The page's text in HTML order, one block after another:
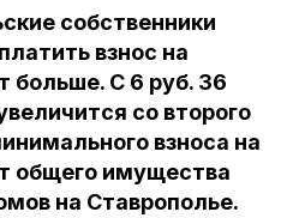
собственники
взнос на
больше. С 6 руб. 36
со второго
взноса на
общего имущества
на Ставрополье.